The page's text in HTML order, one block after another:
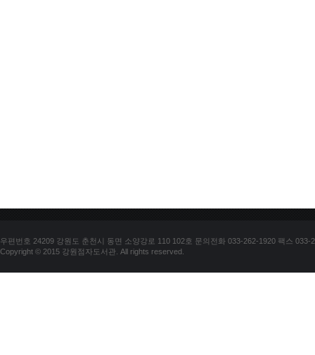
우편번호 24209 강원도 춘천시 동면 소양강로 110 102호 문의전화 033-262-1920 팩스 033-
Copyright © 2015 강원점자도서관. All rights reserved.